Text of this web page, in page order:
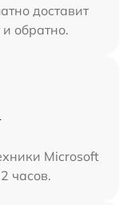
доставит
обратно.
Microsoft
часов.